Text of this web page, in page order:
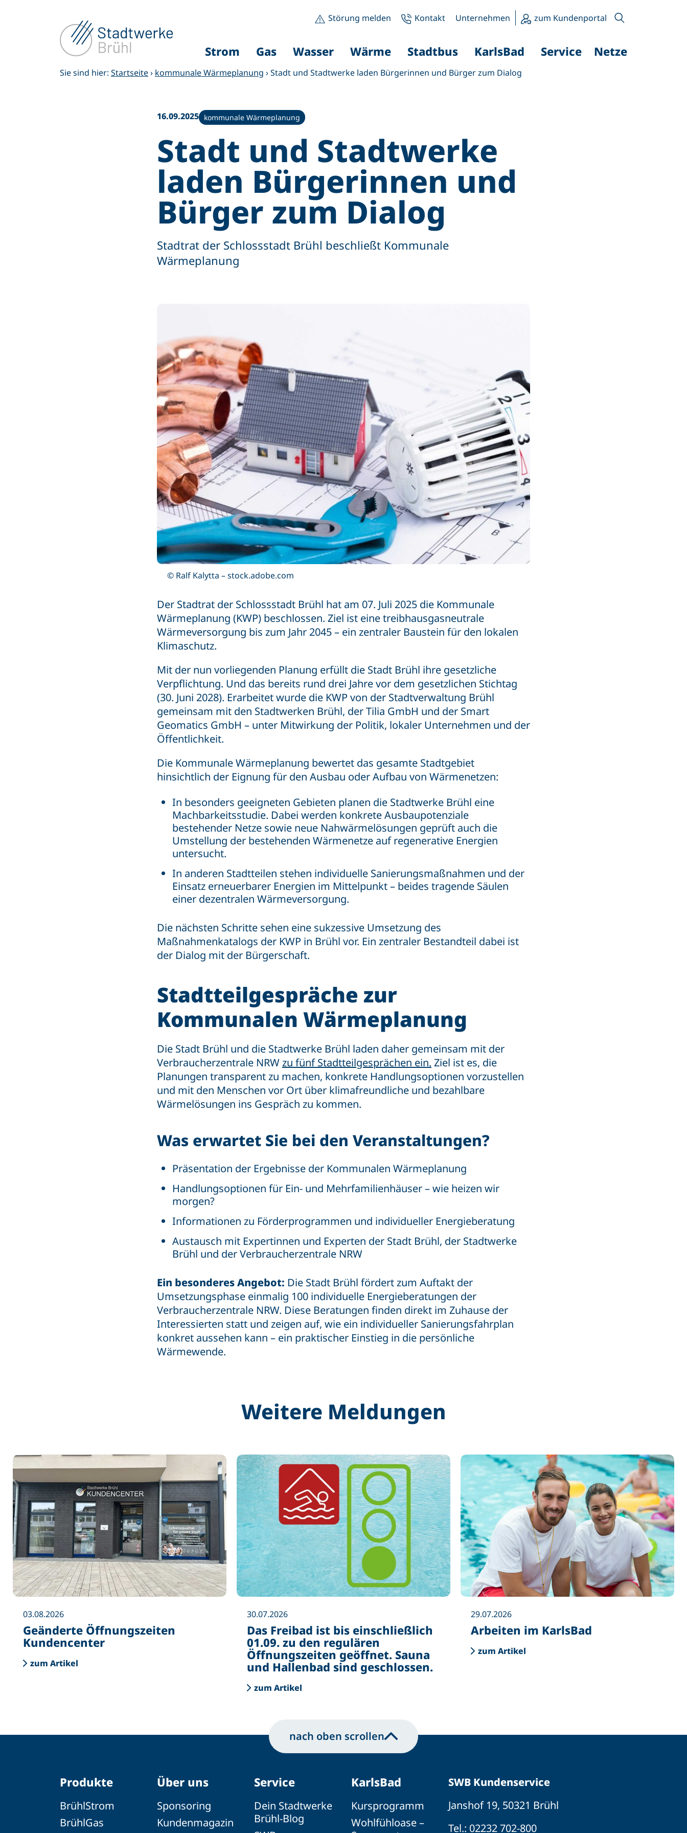
Störung melden Kontakt Unternehmen zum Kundenportal
Strom Gas Wasser Wärme Stadtbus KarlsBad Service Netze
Sie sind hier: Startseite› kommunale Wärmeplanung ›Stadt und Stadtwerke laden Bürgerinnen und Bürger zum Dialog
16.09.2025 kommunale Wärmeplanung
Stadt und Stadtwerke
laden Bürgerinnen und
Bürger zum Dialog
Stadtrat der Schlossstadt Brühl beschließt Kommunale
Wärmeplanung
© Ralf Kalytta – stock.adobe.com
Der Stadtrat der Schlossstadt Brühl hat am 07. Juli 2025 die Kommunale
Wärmeplanung (KWP) beschlossen. Ziel ist eine treibhausgasneutrale
Wärmeversorgung bis zum Jahr 2045 – ein zentraler Baustein für den lokalen
Klimaschutz.
Mit der nun vorliegenden Planung erfüllt die Stadt Brühl ihre gesetzliche
Verpflichtung. Und das bereits rund drei Jahre vor dem gesetzlichen Stichtag
(30. Juni 2028). Erarbeitet wurde die KWP von der Stadtverwaltung Brühl
gemeinsam mit den Stadtwerken Brühl, der Tilia GmbH und der Smart
Geomatics GmbH – unter Mitwirkung der Politik, lokaler Unternehmen und der
Öffentlichkeit.
Die Kommunale Wärmeplanung bewertet das gesamte Stadtgebiet
hinsichtlich der Eignung für den Ausbau oder Aufbau von Wärmenetzen:
In besonders geeigneten Gebieten planen die Stadtwerke Brühl eine
Machbarkeitsstudie. Dabei werden konkrete Ausbaupotenziale
bestehender Netze sowie neue Nahwärmelösungen geprüft auch die
Umstellung der bestehenden Wärmenetze auf regenerative Energien
untersucht.
In anderen Stadtteilen stehen individuelle Sanierungsmaßnahmen und der
Einsatz erneuerbarer Energien im Mittelpunkt – beides tragende Säulen
einer dezentralen Wärmeversorgung.
Die nächsten Schritte sehen eine sukzessive Umsetzung des
Maßnahmenkatalogs der KWP in Brühl vor. Ein zentraler Bestandteil dabei ist
der Dialog mit der Bürgerschaft.
Stadtteilgespräche zur
Kommunalen Wärmeplanung
Die Stadt Brühl und die Stadtwerke Brühl laden daher gemeinsam mit der
Verbraucherzentrale NRWzu fünf Stadtteilgesprächen ein. Ziel ist es, die
Planungen transparent zu machen, konkrete Handlungsoptionen vorzustellen
und mit den Menschen vor Ort über klimafreundliche und bezahlbare
Wärmelösungen ins Gespräch zu kommen.
Was erwartet Sie bei den Veranstaltungen?
Präsentation der Ergebnisse der Kommunalen Wärmeplanung
Handlungsoptionen für Ein- und Mehrfamilienhäuser – wie heizen wir
morgen?
Informationen zu Förderprogrammen und individueller Energieberatung
Austausch mit Expertinnen und Experten der Stadt Brühl, der Stadtwerke
Brühl und der Verbraucherzentrale NRW
Ein besonderes Angebot: Die Stadt Brühl fördert zum Auftakt der
Umsetzungsphase einmalig 100 individuelle Energieberatungen der
Verbraucherzentrale NRW. Diese Beratungen finden direkt im Zuhause der
Interessierten statt und zeigen auf, wie ein individueller Sanierungsfahrplan
konkret aussehen kann – ein praktischer Einstieg in die persönliche
Wärmewende.
Weitere Meldungen
03.08.2026
Geänderte Öffnungszeiten
Kundencenter
zum Artikel
30.07.2026
Das Freibad ist bis einschließlich
01.09. zu den regulären
Öffnungszeiten geöffnet. Sauna
und Hallenbad sind geschlossen.
zum Artikel
29.07.2026
Arbeiten im KarlsBad
zum Artikel
nach oben scrollen
Produkte
BrühlStrom
BrühlGas
Über uns
Sponsoring
Kundenmagazin
Service
Dein Stadtwerke
Brühl-Blog
KarlsBad
Kursprogramm
Wohlfühloase –
SWB Kundenservice
Janshof 19, 50321 Brühl
Tel.: 02232 702-800